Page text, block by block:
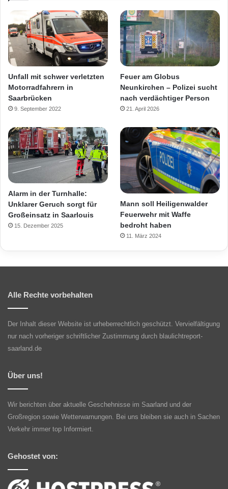
Unfall mit schwer verletzten
Motorradfahrern in
Saarbrücken
9. September 2022
Feuer am Globus
Neunkirchen – Polizei sucht
nach verdächtiger Person
21. April 2026
Alarm in der Turnhalle:
Unklarer Geruch sorgt für
Großeinsatz in Saarlouis
15. Dezember 2025
Mann soll Heiligenwalder
Feuerwehr mit Waffe
bedroht haben
11. März 2024
Alle Rechte vorbehalten
Der Inhalt dieser Website ist urheberrechtlich geschützt. Vervielfältigung
nur nach vorheriger schriftlicher Zustimmung durch blaulichtreport-
saarland.de
Über uns!
Wir berichten über aktuelle Geschehnisse im Saarland und der
Großregion sowie Wetterwarnungen. Bei uns bleiben sie auch in Sachen
Verkehr immer top Informiert.
Gehostet von: